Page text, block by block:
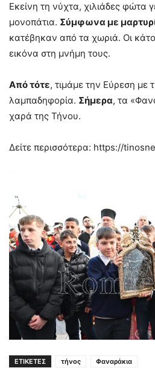
Εκείνη τη νύχτα, χιλιάδες φώτα
μονοπάτια. Σύμφωνα με
κατέβηκαν από τα χωριά. Οι
εικόνα στη μνήμη τους.
Από τότε, τιμάμε την Εύρεση με
λαμπαδηφορία. Σήμερα, τα
χαρά της Τήνου.
Δείτε περισσότερα: https://
ΕΤΙΚΕΤΕΣ τήνος Φαναράκια